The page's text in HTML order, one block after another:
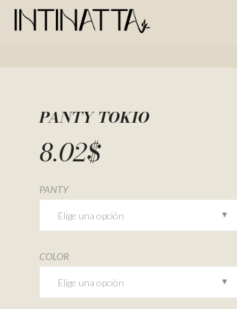
PANTY TOKIO
8.02$
PANTY
COLOR